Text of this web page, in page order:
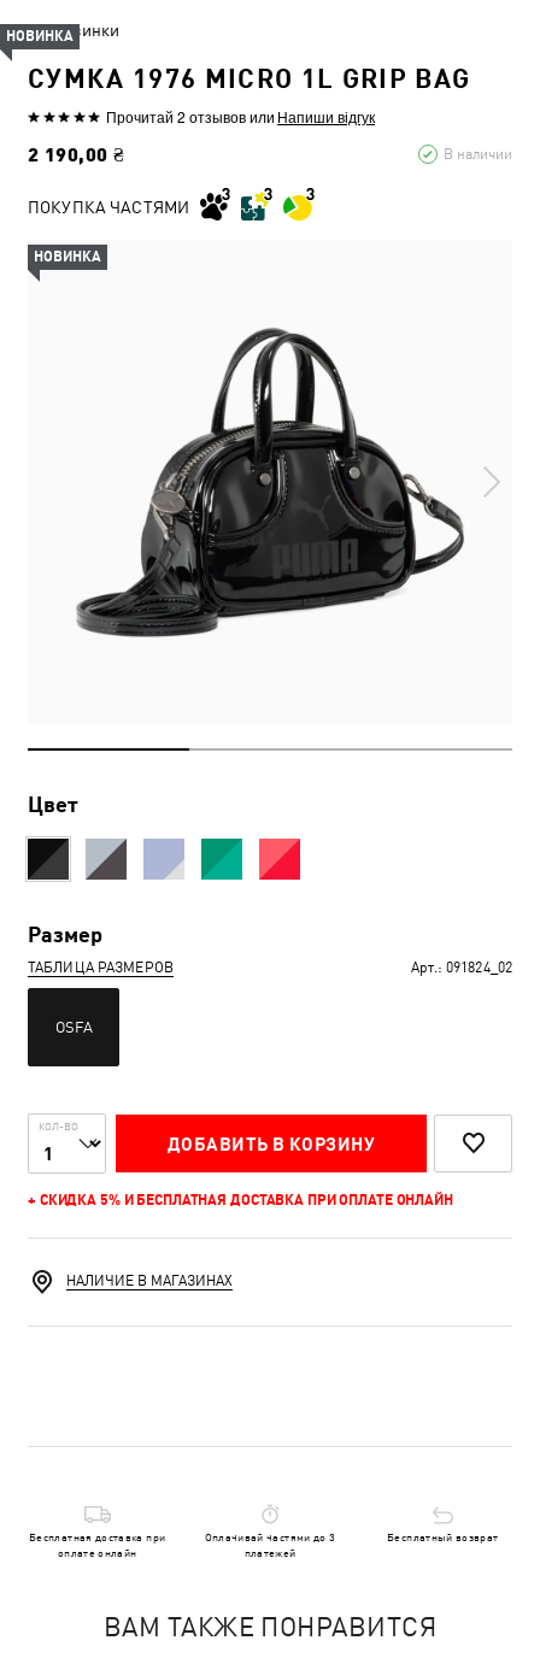
Новинки
СУМКА 1976 MICRO 1L GRIP BAG
Прочитай 2 отзывовили Напиши відгук
2 190,00 ₴ В наличии
НОВИНКА
ПОКУПКА ЧАСТЯМИ
Цвет
Размер
ТАБЛИЦА РАЗМЕРОВ Арт.: 091824_02
OSFA
КОЛ-ВО
ДОБАВИТЬ В КОРЗИНУ
+ СКИДКА 5% И БЕСПЛАТНАЯ ДОСТАВКА ПРИ ОПЛАТЕ ОНЛАЙН
НОВИНКА
НАЛИЧИЕ В МАГАЗИНАХ
Бесплатная доставка при
оплате онлайн
Оплачивай частями до 3
платежей
Бесплатный возврат
ВАМ ТАКЖЕ ПОНРАВИТСЯ